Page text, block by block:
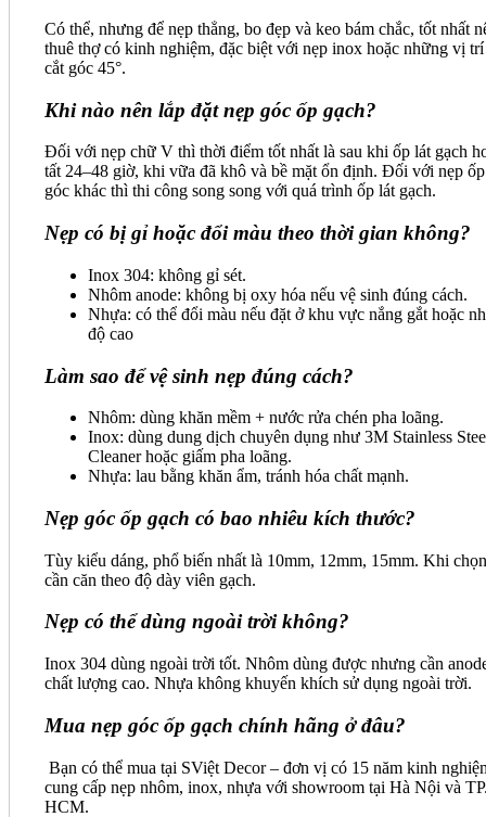
Có thể, nhưng để nẹp thẳng, bo đẹp và keo bám chắc, tốt nhất
thuê thợ có kinh nghiệm, đặc biệt với nẹp inox hoặc những vị trí
cắt góc 45°.
Khi nào nên lắp đặt nẹp góc ốp gạch?
Đối với nẹp chữ V thì thời điểm tốt nhất là sau khi ốp lát gạch
tất 24–48 giờ, khi vữa đã khô và bề mặt ổn định. Đối với nẹp ốp
góc khác thì thi công song song với quá trình ốp lát gạch.
Nẹp có bị gỉ hoặc đổi màu theo thời gian không?
Inox 304: không gỉ sét.
Nhôm anode: không bị oxy hóa nếu vệ sinh đúng cách.
Nhựa: có thể đổi màu nếu đặt ở khu vực nắng gắt hoặc
độ cao
Làm sao để vệ sinh nẹp đúng cách?
Nhôm: dùng khăn mềm + nước rửa chén pha loãng.
Inox: dùng dung dịch chuyên dụng như 3M Stainless
Cleaner hoặc giấm pha loãng.
Nhựa: lau bằng khăn ẩm, tránh hóa chất mạnh.
Nẹp góc ốp gạch có bao nhiêu kích thước?
Tùy kiểu dáng, phổ biến nhất là 10mm, 12mm, 15mm. Khi chọn
cần căn theo độ dày viên gạch.
Nẹp có thể dùng ngoài trời không?
Inox 304 dùng ngoài trời tốt. Nhôm dùng được nhưng cần
chất lượng cao. Nhựa không khuyến khích sử dụng ngoài trời.
Mua nẹp góc ốp gạch chính hãng ở đâu?
Bạn có thể mua tại SViệt Decor – đơn vị có 15 năm kinh
cung cấp nẹp nhôm, inox, nhựa với showroom tại Hà Nội và
HCM.